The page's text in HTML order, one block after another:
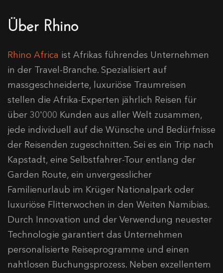
Über Rhino
Rhino Africa ist Afrikas führendes Unternehmen
in der Travel-Branche. Spezialisiert auf
massgeschneiderte, luxuriöse Traumreisen
stellen die Afrika-Experten jährlich Reisen für
über 30'000 Kunden aus aller Welt zusammen,
jede individuell auf die Wünsche und Bedürfnisse
der Reisenden zugeschnitten. Sei es ein Trip nach
Kapstadt, eine Selbstfahrer-Tour entlang der
Garden Route, ein unvergesslicher
Familienurlaub im Krüger Nationalpark oder
luxuriöse Flitterwochen in den Weiten Namibias.
Durch Innovation und der Verwendung neuester
Technologie garantiert das Unternehmen
personalisierte Reiseprogramme und einen
nahtlosen Buchungsprozess. Neben exzellentem